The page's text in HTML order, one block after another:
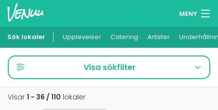
MENY
Minneslista
Logga in
Svenska
Sök lokaler Upplevelser Catering Artister
Visa sökfilter
Visar 1 - 36 / 110 lokaler